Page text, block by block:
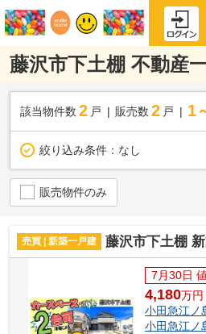
藤沢市下土棚 不動産
該当物件数 2 戸 販売数 2 戸 1
絞り込み条件： なし
販売物件のみ
売買 | 新築一戸建 藤沢市下土棚
7月30日
4,180万円
小田急江ノ
小田急江ノ